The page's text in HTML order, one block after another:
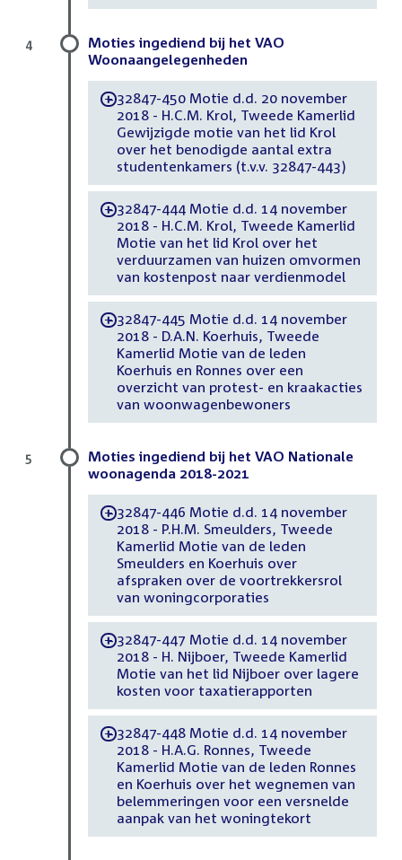
Moties ingediend bij het VAO
Woonaangelegenheden
-32847-450 Motie d.d. 20 november
2018 - H.C.M. Krol, Tweede Kamerlid
Gewijzigde motie van het lid Krol
over het benodigde aantal extra
studentenkamers (t.v.v. 32847-443)
-32847-444 Motie d.d. 14 november
2018 - H.C.M. Krol, Tweede Kamerlid
Motie van het lid Krol over het
verduurzamen van huizen omvormen
van kostenpost naar verdienmodel
-32847-445 Motie d.d. 14 november
2018 - D.A.N. Koerhuis, Tweede
Kamerlid Motie van de leden
Koerhuis en Ronnes over een
overzicht van protest- en kraakacties
van woonwagenbewoners
4
Moties ingediend bij het VAO Nationale
woonagenda 2018-2021
-32847-446 Motie d.d. 14 november
2018 - P.H.M. Smeulders, Tweede
Kamerlid Motie van de leden
Smeulders en Koerhuis over
afspraken over de voortrekkersrol
van woningcorporaties
-32847-447 Motie d.d. 14 november
2018 - H. Nijboer, Tweede Kamerlid
Motie van het lid Nijboer over lagere
kosten voor taxatierapporten
-32847-448 Motie d.d. 14 november
2018 - H.A.G. Ronnes, Tweede
Kamerlid Motie van de leden Ronnes
en Koerhuis over het wegnemen van
belemmeringen voor een versnelde
aanpak van het woningtekort
5